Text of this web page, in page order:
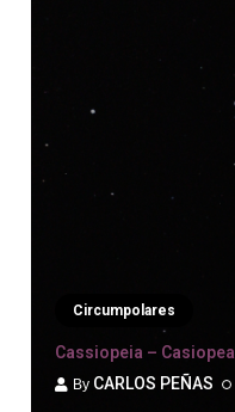
Circumpolares
Cassiopeia – Casiopea
By CARLOS PEÑAS